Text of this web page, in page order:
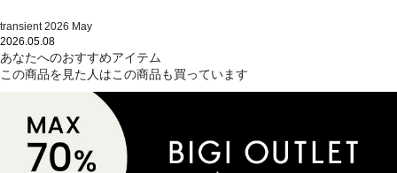
transient 2026 May
2026.05.08
あなたへのおすすめアイテム
この商品を見た人はこの商品も買っています